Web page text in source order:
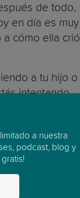
de todo,
en día es muy
cómo ella crió
a tu hijo o
intentando
para saber
a nuestra
podcast, blog y